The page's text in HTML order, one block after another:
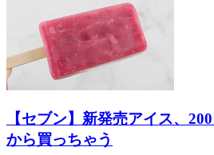
【セブン】新発売アイス、
から買っちゃう